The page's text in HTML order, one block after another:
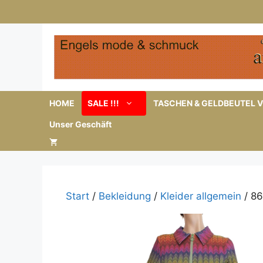
Inhalt
HOME SALE !!! TASCHEN & GELDBEUTEL
Unser Geschäft
Start / Bekleidung / Kleider allgemein /